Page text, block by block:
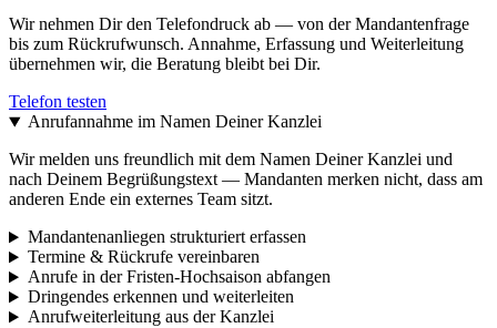
Wir nehmen Dir den Telefondruck ab — von der Mandantenfrage
bis zum Rückrufwunsch. Annahme, Erfassung und Weiterleitung
übernehmen wir, die Beratung bleibt bei Dir.
Telefon testen
Anrufannahme im Namen Deiner Kanzlei
Wir melden uns freundlich mit dem Namen Deiner Kanzlei und
nach Deinem Begrüßungstext — Mandanten merken nicht, dass am
anderen Ende ein externes Team sitzt.
Mandantenanliegen strukturiert erfassen
Termine & Rückrufe vereinbaren
Anrufe in der Fristen-Hochsaison abfangen
Dringendes erkennen und weiterleiten
Anrufweiterleitung aus der Kanzlei